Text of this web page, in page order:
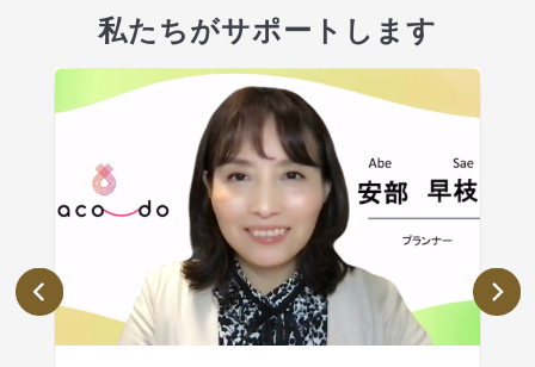
私たちがサポートします